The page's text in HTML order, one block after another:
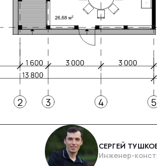
СЕРГЕЙ ТУШКОВ
Инженер-конструктор
НАТАЛЬЯ ЗАПЛАТИНА
Инженер-проектировщик
водоснабжения и водоотведения